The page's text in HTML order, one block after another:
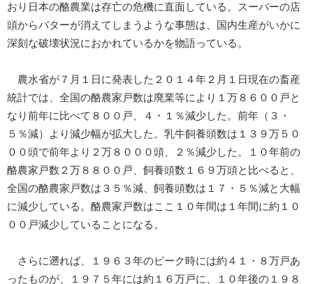
おり日本の酪農業は存亡の危機に直面している。スーパーの店
頭からバターが消えてしまうような事態は、国内生産がいかに
深刻な破壊状況におかれているかを物語っている。
農水省が７月１日に発表した２０１４年２月１日現在の畜産
統計では、全国の酪農家戸数は廃業等により１万８６００戸と
なり前年に比べて８００戸、４・１％減少した。前年（３・
５％減）より減少幅が拡大した。乳牛飼養頭数は１３９万５０
００頭で前年より２万８０００頭、２％減少した。１０年前の
酪農家戸数２万８８００戸、飼養頭数１６９万頭と比べると、
全国の酪農家戸数は３５％減、飼養頭数は１７・５％減と大幅
に減少している。酪農家戸数はここ１０年間は１年間に約１０
００戸減少していることになる。
さらに遡れば、１９６３年のピーク時には約４１・８万戸あ
ったものが、１９７５年には約１６万戸に、１０年後の１９８